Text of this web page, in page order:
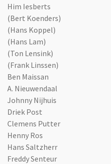
Him Iesberts
(Bert Koenders)
(Hans Koppel)
(Hans Lam)
(Ton Lensink)
(Frank Linssen)
Ben Maissan
A. Nieuwendaal
Johnny Nijhuis
Driek Post
Clemens Putter
Henny Ros
Hans Saltzherr
Freddy Senteur